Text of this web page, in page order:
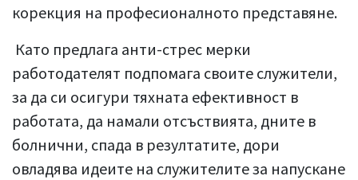
корекция на професионалното представяне.
Като предлага анти-стрес мерки
работодателят подпомага своите служители,
за да си осигури тяхната ефективност в
работата, да намали отсъствията, дните в
болнични, спада в резултатите, дори
овладява идеите на служителите за напускане